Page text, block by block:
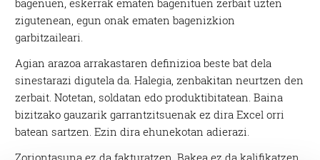
bagenuen, eskerrak ematen bagenituen zerbait uzten
zigutenean, egun onak ematen bagenizkion
garbitzaileari.
Agian arazoa arrakastaren definizioa beste bat dela
sinestarazi digutela da. Halegia, zenbakitan neurtzen den
zerbait. Notetan, soldatan edo produktibitatean. Baina
bizitzako gauzarik garrantzitsuenak ez dira Excel orri
batean sartzen. Ezin dira ehunekotan adierazi.
Zoriontasuna ez da fakturatzen. Bakea ez da kalifikatzen.